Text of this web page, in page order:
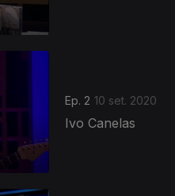
Ep. 2 10 set. 2020
Ivo Canelas